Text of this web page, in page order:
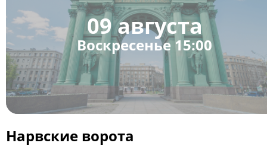
09 августа
Воскресенье 15:00
Нарвские ворота